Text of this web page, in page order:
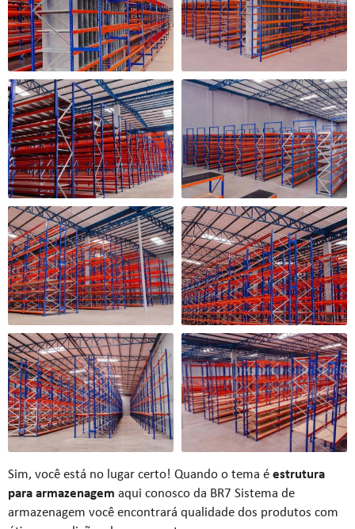
Sim, você está no lugar certo! Quando o tema é estrutura
para armazenagem aqui conosco da BR7 Sistema de
armazenagem você encontrará qualidade dos produtos com